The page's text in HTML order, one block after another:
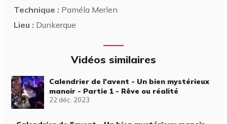
Technique : Paméla Merlen
Lieu : Dunkerque
Vidéos similaires
Calendrier de l'avent - Un bien mystérieux
manoir - Partie 1 - Rêve ou réalité
22 déc. 2023